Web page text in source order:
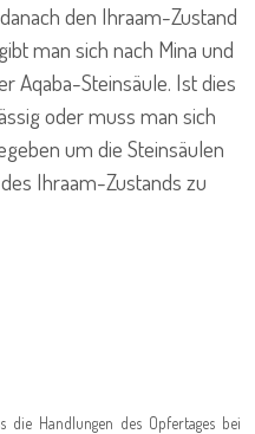
den Ihraam-Zustand
man sich nach Mina und
Aqaba-Steinsäule. Ist dies
oder muss man sich
um die Steinsäulen
Ihraam-Zustands zu
Handlungen des Opfertages bei